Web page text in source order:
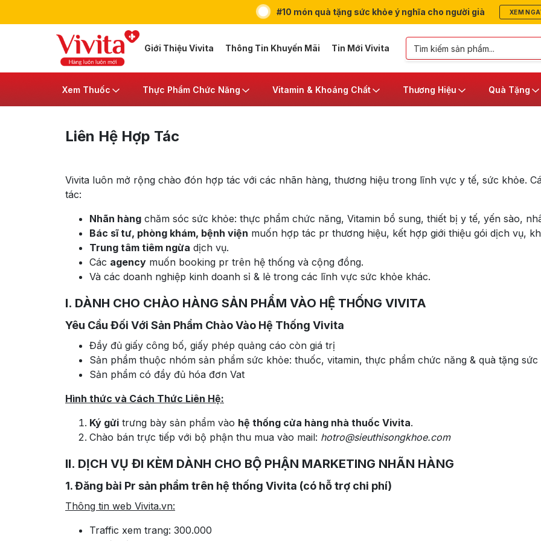
#10 món quà tặng sức khỏe ý nghĩa cho người già XEM
Giới Thiệu Vivita Thông Tin Khuyến Mãi Tin Mới Vivita
Xem Thuốc Thực Phẩm Chức Năng Vitamin & Khoáng Chất Thương Hiệu Quà Tặng
Liên Hệ Hợp Tác
Vivita luôn mở rộng chào đón hợp tác với các nhãn hàng, thương hiệu trong lĩnh vực y tế, sức khỏe.
tác:
Nhãn hàng chăm sóc sức khỏe: thực phẩm chức năng, Vitamin bổ sung, thiết bị y tế, yến sào,
Bác sĩ tư, phòng khám, bệnh viện muốn hợp tác pr thương hiệu, kết hợp giới thiệu gói dịch vụ,
Trung tâm tiêm ngừa dịch vụ.
Các agency muốn booking pr trên hệ thống và cộng đồng.
Và các doanh nghiệp kinh doanh sỉ & lẻ trong các lĩnh vực sức khỏe khác.
I. DÀNH CHO CHÀO HÀNG SẢN PHẨM VÀO HỆ THỐNG VIVITA
Yêu Cầu Đối Với Sản Phẩm Chào Vào Hệ Thống Vivita
Đầy đủ giấy công bố, giấy phép quảng cáo còn giá trị
Sản phẩm thuộc nhóm sản phẩm sức khỏe: thuốc, vitamin, thực phẩm chức năng & quà tặng sức
Sản phẩm có đầy đủ hóa đơn Vat
Hình thức và Cách Thức Liên Hệ:
Ký gửi trưng bày sản phẩm vào hệ thống cửa hàng nhà thuốc Vivita.
Chào bán trực tiếp với bộ phận thu mua vào mail: hotro@sieuthisongkhoe.com
II. DỊCH VỤ ĐI KÈM DÀNH CHO BỘ PHẬN MARKETING NHÃN HÀNG
1. Đăng bài Pr sản phẩm trên hệ thống Vivita (có hỗ trợ chi phí)
Thông tin web Vivita.vn:
Traffic xem trang: 300.000